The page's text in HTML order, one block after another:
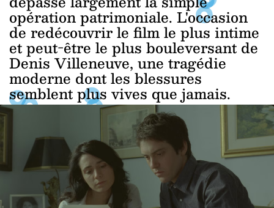
opération patrimoniale. L'occasion
de redécouvrir le film le plus intime
et peut-être le plus bouleversant de
Denis Villeneuve, une tragédie
moderne dont les blessures
semblent plus vives que jamais.